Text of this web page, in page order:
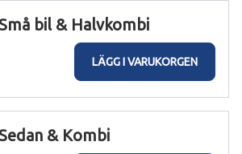
bil & Halvkombi
LÄGG I VARUKORGEN
& Kombi